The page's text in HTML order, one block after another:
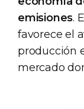
emisiones.
favorece el
producción
mercado